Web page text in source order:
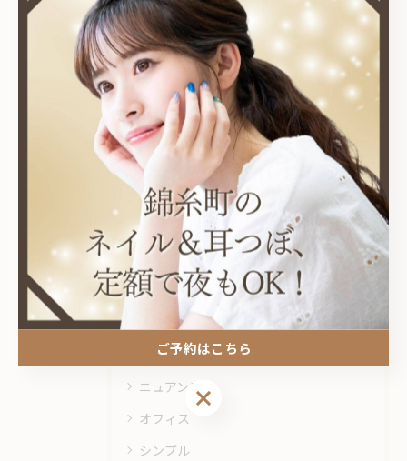
< 前のページ 一覧に戻る 次のページ >
関連タグ
#錦糸町
カテゴリー Categories
全てのカテゴリー
耳つぼ
プライベートサロン
ニュアンス
オフィス
シンプル
ご予約はこちら
ご予約はこちら